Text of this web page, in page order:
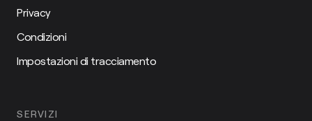
Privacy
Condizioni
Impostazioni di tracciamento
SERVIZI